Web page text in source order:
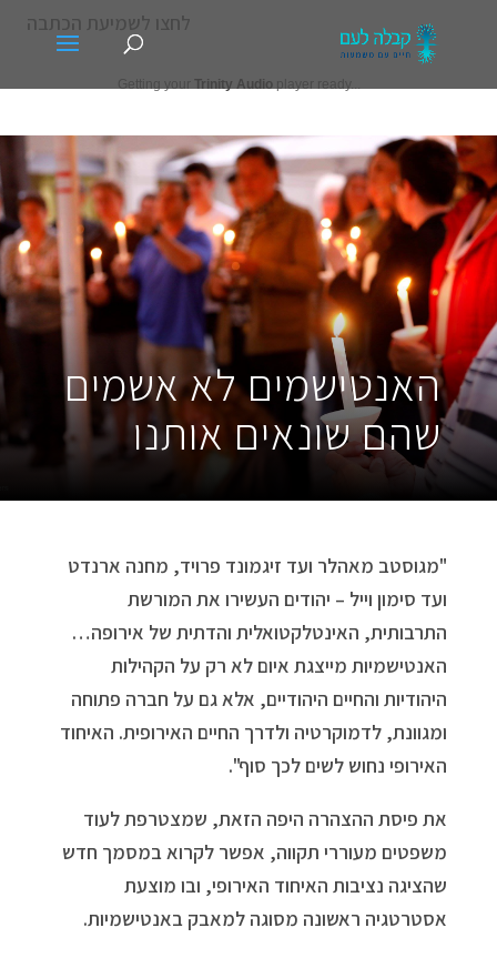
לחצו לשמיעת הכתבה
Getting your Trinity Audio player ready...
האנטישמים לא אשמים
שהם שונאים אותנו
"מגוסטב מאהלר ועד זיגמונד פרויד, מחנה ארנדט
ועד סימון וייל – יהודים העשירו את המורשת
התרבותית, האינטלקטואלית והדתית של אירופה…
האנטישמיות מייצגת איום לא רק על הקהילות
היהודיות והחיים היהודיים, אלא גם על חברה פתוחה
ומגוונת, לדמוקרטיה ולדרך החיים האירופית. האיחוד
האירופי נחוש לשים לכך סוף".
את פיסת ההצהרה היפה הזאת, שמצטרפת לעוד
משפטים מעוררי תקווה, אפשר לקרוא במסמך חדש
שהציגה נציבות האיחוד האירופי, ובו מוצעת
אסטרטגיה ראשונה מסוגה למאבק באנטישמיות.